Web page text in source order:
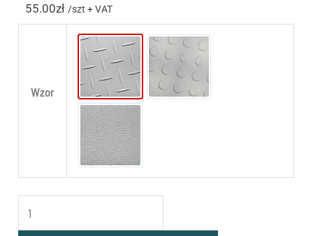
55.00zł /szt + VAT
Wzor
Diamond Ring
Skin